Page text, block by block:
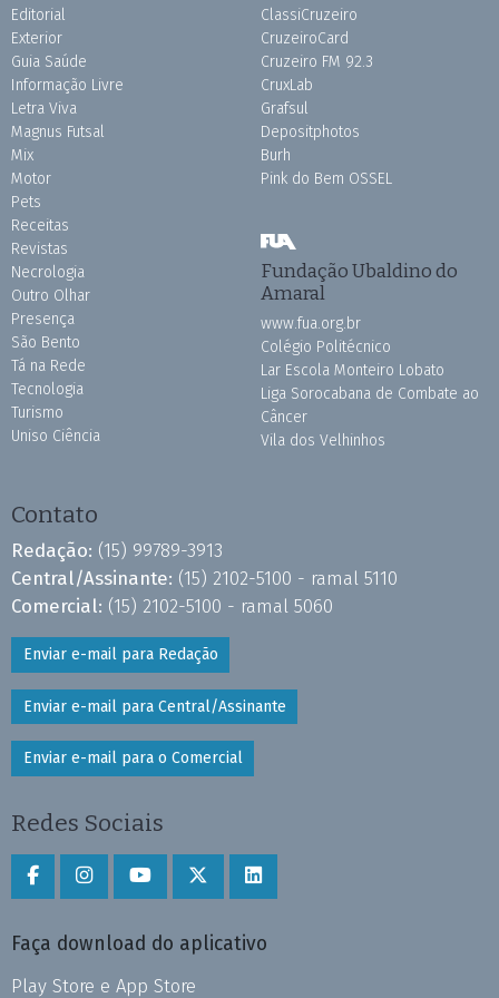
Editorial
Exterior
Guia Saúde
Informação Livre
Letra Viva
Magnus Futsal
Mix
Motor
Pets
Receitas
Revistas
Necrologia
Outro Olhar
Presença
São Bento
Tá na Rede
Tecnologia
Turismo
Uniso Ciência
ClassiCruzeiro
CruzeiroCard
Cruzeiro FM 92.3
CruxLab
Grafsul
Depositphotos
Burh
Pink do Bem OSSEL
Fundação Ubaldino do
Amaral
www.fua.org.br
Colégio Politécnico
Lar Escola Monteiro Lobato
Liga Sorocabana de Combate ao
Câncer
Vila dos Velhinhos
Contato
Redação: (15) 99789-3913
Central/Assinante: (15) 2102-5100 - ramal 5110
Comercial: (15) 2102-5100 - ramal 5060
Enviar e-mail para Redação
Enviar e-mail para Central/Assinante
Enviar e-mail para o Comercial
Redes Sociais
Faça download do aplicativo
Play Store e App Store